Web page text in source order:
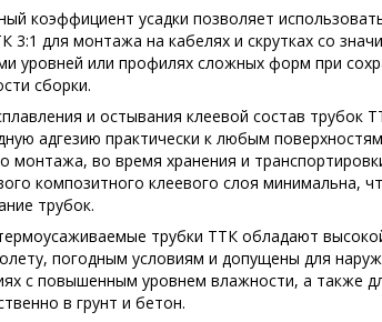
коэффициент усадки позволяет
3:1 для монтажа на кабелях и скрутках со
уровней или профилях сложных форм при
сборки.
и остывания клеевой состав трубок
адгезию практически к любым
монтажа, во время хранения и
композитного клеевого слоя минимальна,
трубок.
трубки ТТК обладают
погодным условиям и допущены для
с повышенным уровнем влажности, а также
в грунт и бетон.